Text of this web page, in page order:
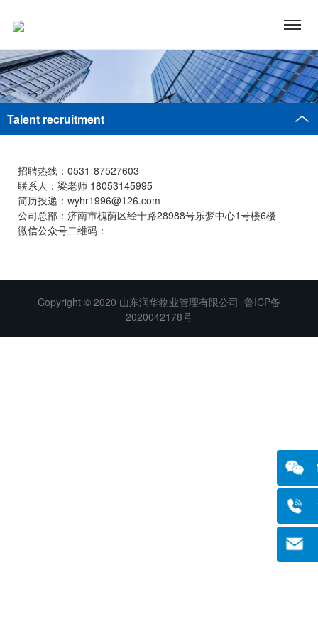
Talent recruitment
招聘热线：0531-87527603
联系人：梁老师 18053145995
简历投递：wyhr1996@126.com
公司总部：济南市槐荫区经十路28988号乐梦中心1号楼6楼
微信公众号二维码：
Copyright © 2020 山东润华物业管理有限公司 鲁ICP备
2020042178号